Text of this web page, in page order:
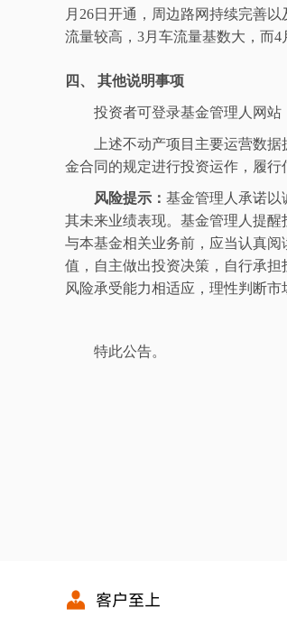
月 26日开通，周边路网持续完善
流量较高， 3月车流量基数大，而4
四、 其他说明事项
投资者可登录基金管理人网站
上述不动产项目主要运营数据
金合同的规定进行投资运作，履行
风险提示： 基金管理人承诺以
其未来业绩表现。基金管理人提醒
与本基金相关业务前，应当认真
值，自主做出投资决策，自行承
风险承受能力相适应，理性判断市
特此公告。
客户至上